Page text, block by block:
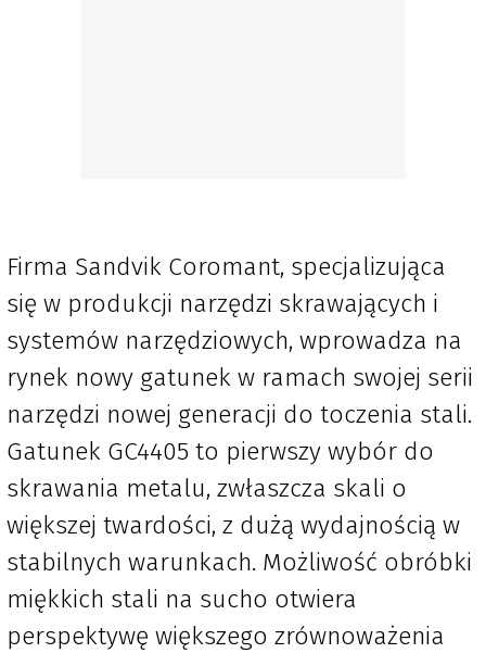
Firma Sandvik Coromant, specjalizująca
się w produkcji narzędzi skrawających i
systemów narzędziowych, wprowadza na
rynek nowy gatunek w ramach swojej serii
narzędzi nowej generacji do toczenia stali.
Gatunek GC4405 to pierwszy wybór do
skrawania metalu, zwłaszcza skali o
większej twardości, z dużą wydajnością w
stabilnych warunkach. Możliwość obróbki
miękkich stali na sucho otwiera
perspektywę większego zrównoważenia